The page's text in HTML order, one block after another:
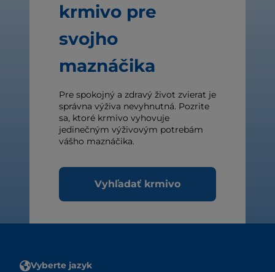
krmivo pre
svojho
maznáčika
Pre spokojný a zdravý život zvierat je
správna výživa nevyhnutná. Pozrite
sa, ktoré krmivo vyhovuje
jedinečným výživovým potrebám
vášho maznáčika.
Vyhľadať krmivo
Vyberte jazyk